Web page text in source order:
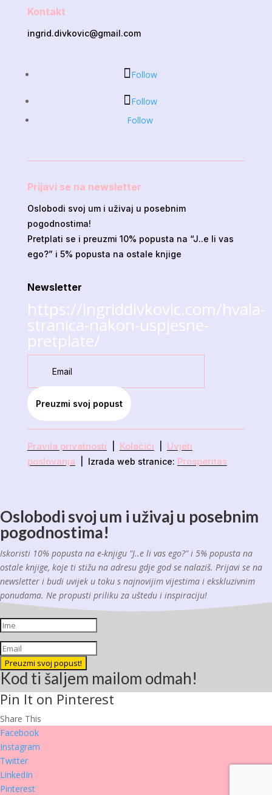
Kontakt
ingrid.divkovic@gmail.com
Follow
Follow
Follow
Prijavi se na newsletter
Oslobodi svoj um i uživaj u posebnim
pogodnostima!
Pretplati se i preuzmi 10% popusta na “J..e li vas
ego?” i 5% popusta na ostale knjige
Newsletter
https://ingriddivkovic.com/hvala-
stranica-nakon-uspjesne-
pretplate/
Preuzmi svoj popust
Pravila privatnosti Kolačići
Uvjeti
poslovanja | Izrada web stranice: Prosperitas
Oslobodi svoj um i uživaj u posebnim
pogodnostima!
Iskoristi 10% popusta na e-knjigu "J..e li vas ego?" i 5% popusta na
ostale knjige, koje ti stižu na adresu gdje god se nalaziš. Prijavi se na
newsletter i budi uvijek u toku s najnovijim vijestima i ekskluzivnim
ponudama. Ne propusti priliku za uštedu i inspiraciju!
Preuzmi svoj popust!
Kod ti šaljem mailom odmah!
Pin It on Pinterest
Share This
Facebook
Instagram
Twitter
LinkedIn
Pinterest